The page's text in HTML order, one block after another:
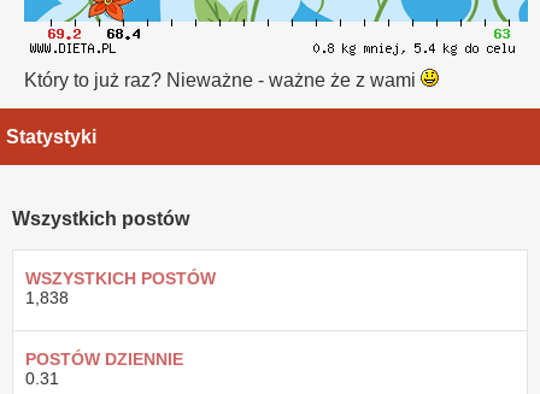
Który to już raz? Nieważne - ważne że z wami
Statystyki
Wszystkich postów
WSZYSTKICH POSTÓW
1,838
POSTÓW DZIENNIE
0.31